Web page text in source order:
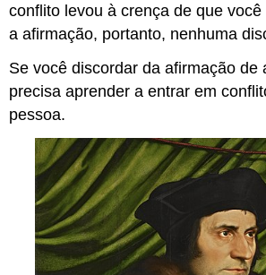
conflito levou à crença de que
a afirmação, portanto, nenhuma
Se você discordar da afirmação de
precisa aprender a entrar em
pessoa.